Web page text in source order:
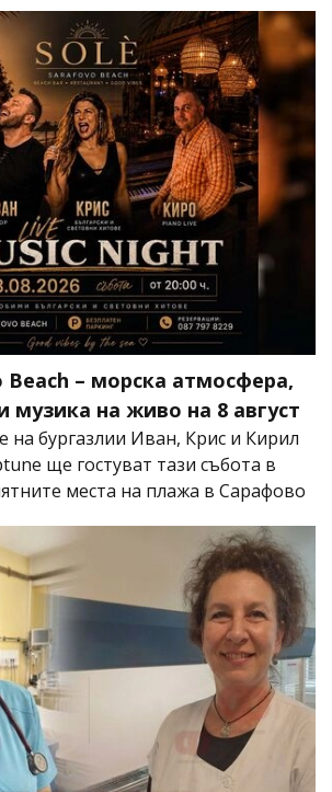
Beach – морска атмосфера,
музика на живо на 8 август
на бургазлии Иван, Крис и Кирил
ще гостуват тази събота в
места на плажа в Сарафово